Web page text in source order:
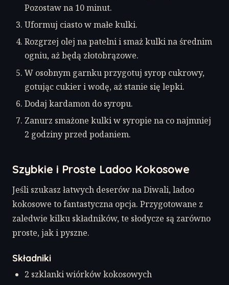
Pozostaw na 10 minut.
Uformuj ciasto w małe kulki.
Rozgrzej olej na patelni i smaż kulki na średnim
ogniu, aż będą złotobrązowe.
W osobnym garnku przygotuj syrop cukrowy,
gotując cukier i wodę, aż stanie się lepki.
Dodaj kardamon do syropu.
Zanurz smażone kulki w syropie na co najmniej
2 godziny przed podaniem.
Szybkie i Proste Ladoo Kokosowe
Jeśli szukasz łatwych deserów na Diwali, ladoo
kokosowe to fantastyczna opcja. Przygotowane z
zaledwie kilku składników, te słodycze są zarówno
proste, jak i pyszne.
Składniki
2 szklanki wiórków kokosowych